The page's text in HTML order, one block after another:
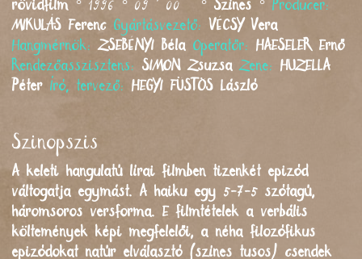
rövidfilm ° 1996 ° 09 ' 00 " ° Színes ° Producer:
MIKULÁS Ferenc Gyártásvezető: VÉCSY Vera
Hangmérnök:ZSEBÉNYI Béla Operatőr: HAESELER Ernő
Rendezőasszisztens: SIMON Zsuzsa Zene: HUZELLA
Péter Író, tervező: HEGYI FÜSTÖS László
Szinopszis
A keleti hangulatú lírai filmben tizenkét epizód
váltogatja egymást. A haiku egy 5-7-5 szótagú,
háromsoros versforma. E filmtételek a verbális
költemények képi megfelelői, a néha filozófikus
epizódokat natúr elválasztó (színes tusos) csendek